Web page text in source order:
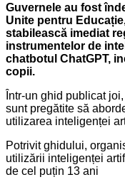
Guvernele au fost
Unite pentru
stabilească imediat
instrumentelor de
chatbotul ChatGPT,
copii.
Într-un ghid publicat
sunt pregătite să
utilizarea inteligenței
Potrivit ghidului,
utilizării inteligenței
de cel puțin 13 ani